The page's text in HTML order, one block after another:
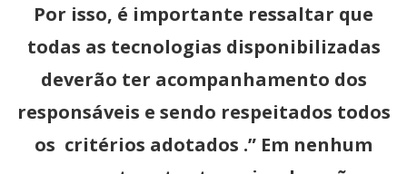
Por isso, é importante ressaltar que
todas as tecnologias disponibilizadas
deverão ter acompanhamento dos
responsáveis e sendo respeitados todos
os critérios adotados .” Em nenhum